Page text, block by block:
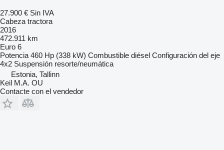
27.900 € Sin IVA
Cabeza tractora
2016
472.911 km
Euro 6
Potencia 460 Hp (338 kW) Combustible diésel Configuración del eje
4x2 Suspensión resorte/neumática
Estonia, Tallinn
Keil M.A. OU
Contacte con el vendedor